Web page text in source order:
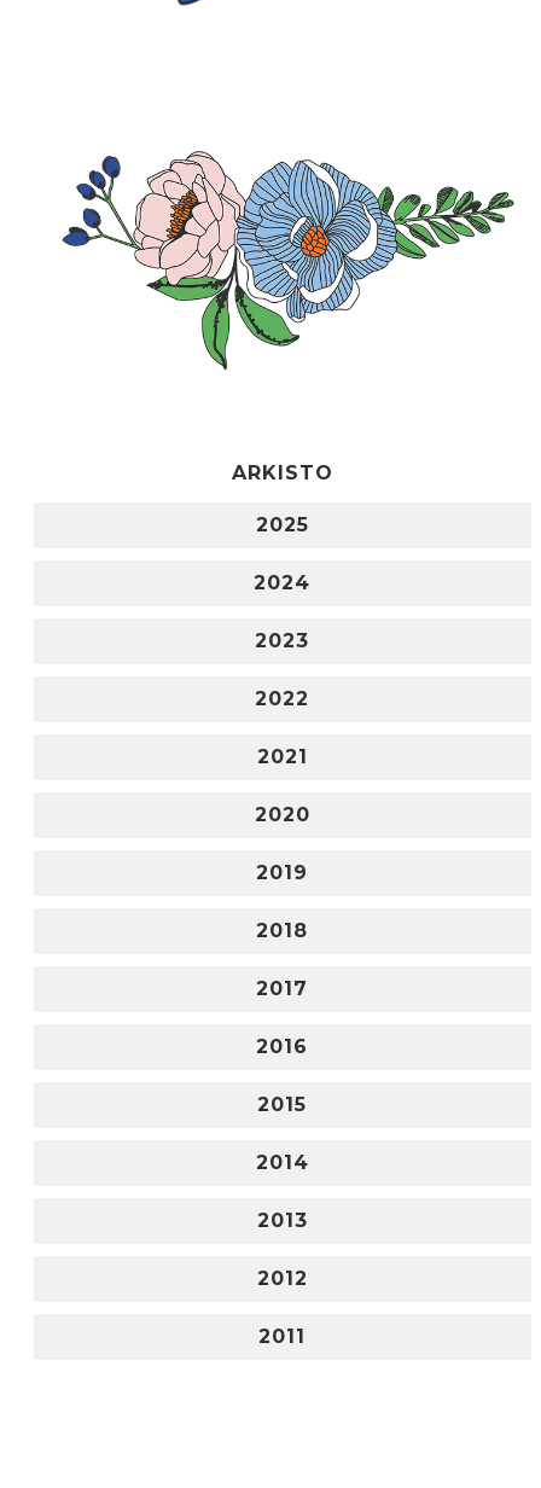
ARKISTO
2025
2024
2023
2022
2021
2020
2019
2018
2017
2016
2015
2014
2013
2012
2011